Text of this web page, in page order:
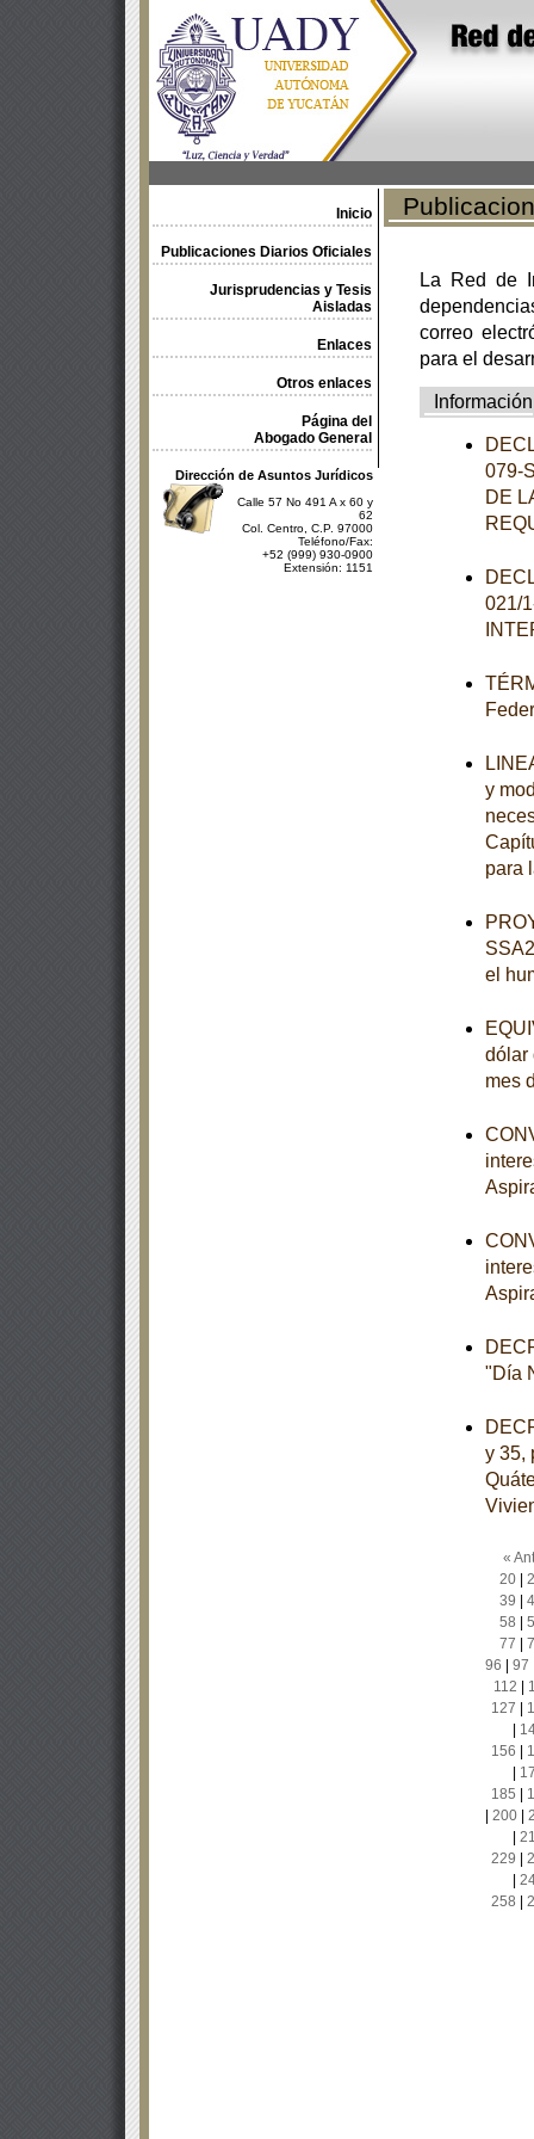
Inicio
Publicaciones Diarios Oficiales
Jurisprudencias y Tesis
Aisladas
Enlaces
Otros enlaces
Página del
Abogado General
Dirección de Asuntos Jurídicos
Calle 57 No 491 A x 60 y
62
Col. Centro, C.P. 97000
Teléfono/Fax:
+52 (999) 930-0900
Extensión: 1151
La Red de
correo
para el
Información
079-
DE
021/
y
para
el
dólar
mes
"Día
y 35,
«
20|
39
58
77
96
97
112
127
156
185
200|
229
258